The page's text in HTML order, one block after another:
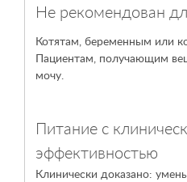
Не рекомендован
Котятам, беременным или
Пациентам, получающим
мочу.
Питание с
эффективностью
Клинически доказано: